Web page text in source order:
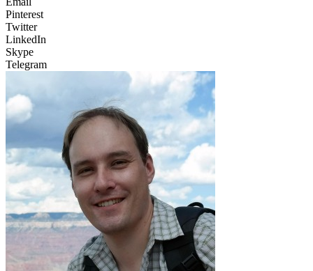
Pinterest
Twitter
LinkedIn
Skype
Telegram